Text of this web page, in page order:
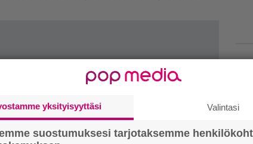
yksityisyyttäsi Valintasi
suostumuksesi tarjotaksemme